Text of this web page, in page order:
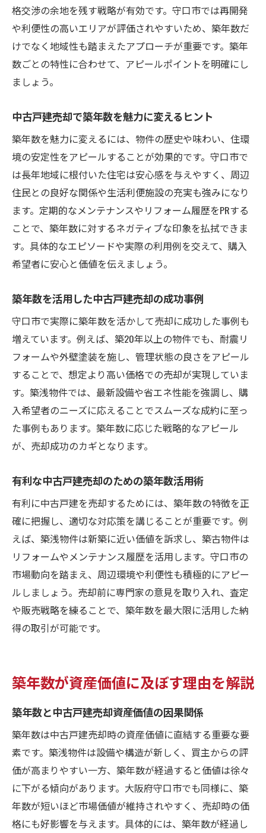
格交渉の余地を残す戦略が有効です。守口市では再開発
や利便性の高いエリアが評価されやすいため、築年数だ
けでなく地域性も踏まえたアプローチが重要です。築年
数ごとの特性に合わせて、アピールポイントを明確にし
ましょう。
中古戸建売却で築年数を魅力に変えるヒント
築年数を魅力に変えるには、物件の歴史や味わい、住環
境の安定性をアピールすることが効果的です。守口市で
は長年地域に根付いた住宅は安心感を与えやすく、周辺
住民との良好な関係や生活利便施設の充実も強みになり
ます。定期的なメンテナンスやリフォーム履歴をPRする
ことで、築年数に対するネガティブな印象を払拭できま
す。具体的なエピソードや実際の利用例を交えて、購入
希望者に安心と価値を伝えましょう。
築年数を活用した中古戸建売却の成功事例
守口市で実際に築年数を活かして売却に成功した事例も
増えています。例えば、築20年以上の物件でも、耐震リ
フォームや外壁塗装を施し、管理状態の良さをアピール
することで、想定より高い価格での売却が実現していま
す。築浅物件では、最新設備や省エネ性能を強調し、購
入希望者のニーズに応えることでスムーズな成約に至っ
た事例もあります。築年数に応じた戦略的なアピール
が、売却成功のカギとなります。
有利な中古戸建売却のための築年数活用術
有利に中古戸建を売却するためには、築年数の特徴を正
確に把握し、適切な対応策を講じることが重要です。例
えば、築浅物件は新築に近い価値を訴求し、築古物件は
リフォームやメンテナンス履歴を活用します。守口市の
市場動向を踏まえ、周辺環境や利便性も積極的にアピー
ルしましょう。売却前に専門家の意見を取り入れ、査定
や販売戦略を練ることで、築年数を最大限に活用した納
得の取引が可能です。
築年数が資産価値に及ぼす理由を解説
築年数と中古戸建売却資産価値の因果関係
築年数は中古戸建売却時の資産価値に直結する重要な要
素です。築浅物件は設備や構造が新しく、買主からの評
価が高まりやすい一方、築年数が経過すると価値は徐々
に下がる傾向があります。大阪府守口市でも同様に、築
年数が短いほど市場価値が維持されやすく、売却時の価
格にも好影響を与えます。具体的には、築年数が経過し